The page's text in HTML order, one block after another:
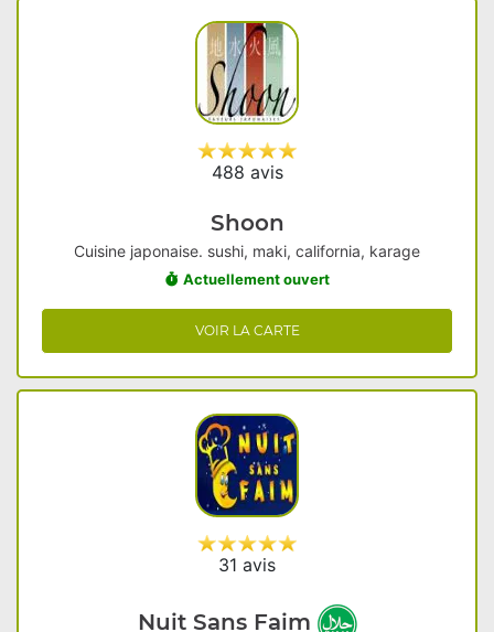
488 avis
Shoon
Cuisine japonaise. sushi, maki, california, karage
Actuellement ouvert
VOIR LA CARTE
31 avis
Nuit Sans Faim